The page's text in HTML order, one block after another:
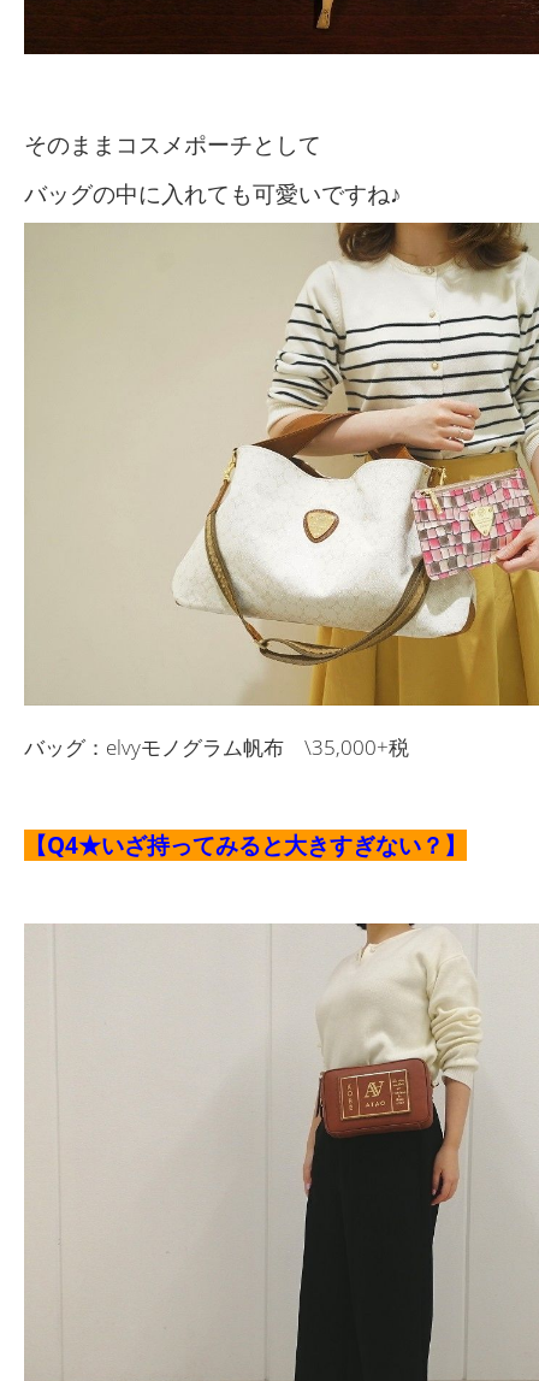
そのままコスメポーチとして
バッグの中に入れても可愛いですね♪
バッグ：elvyモノグラム帆布 \35,000+税
【Q4★いざ持ってみると大きすぎない？】